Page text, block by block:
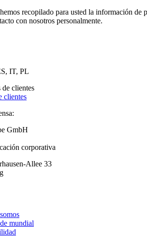
recopilado para usted la información
con nosotros personalmente.
IT, PL
clientes
GmbH
corporativa
Allee 33
mundial